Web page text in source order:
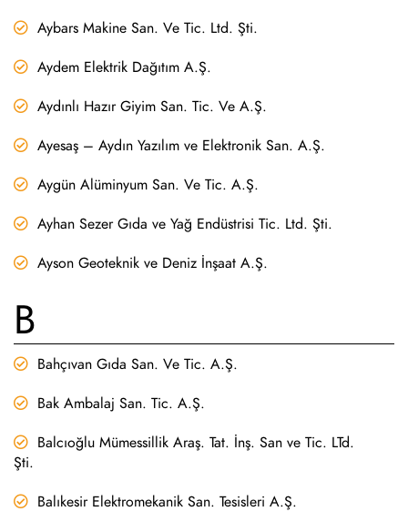
Aybars Makine San. Ve Tic. Ltd. Şti.
Aydem Elektrik Dağıtım A.Ş.
Aydınlı Hazır Giyim San. Tic. Ve A.Ş.
Ayesaş – Aydın Yazılım ve Elektronik San. A.Ş.
Aygün Alüminyum San. Ve Tic. A.Ş.
Ayhan Sezer Gıda ve Yağ Endüstrisi Tic. Ltd. Şti.
Ayson Geoteknik ve Deniz İnşaat A.Ş.
B
Bahçıvan Gıda San. Ve Tic. A.Ş.
Bak Ambalaj San. Tic. A.Ş.
Balcıoğlu Mümessillik Araş. Tat. İnş. San ve Tic. LTd.
Şti.
Balıkesir Elektromekanik San. Tesisleri A.Ş.